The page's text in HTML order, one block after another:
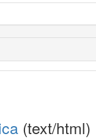
(text/html)